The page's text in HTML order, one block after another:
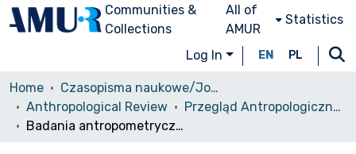
Communities &
Collections
All of
AMUR
Statistics
Log In EN PL
Home
Czasopisma naukowe/Journals
Anthropological Review
Przegląd Antropologiczny, 1987, vol. 53
Badania antropometryczne w Instytucie Wzornictwa Przemysłowego